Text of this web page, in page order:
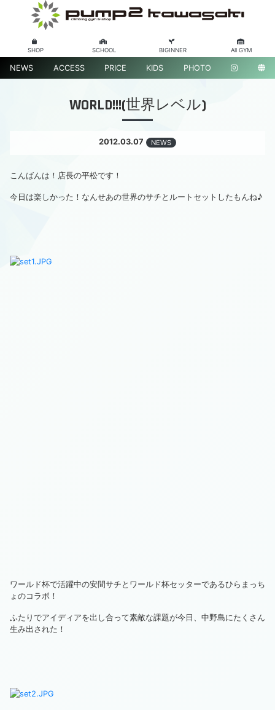
SHOP SCHOOL BIGINNER All GYM
NEWS ACCESS PRICE KIDS PHOTO
WORLD!!!(世界レベル)
2012.03.07 NEWS
こんばんは！店長の平松です！
今日は楽しかった！なんせあの世界のサチとルートセットしたもんね♪
ワールド杯で活躍中の安間サチとワールド杯セッターであるひらまっち
ょのコラボ！
ふたりでアイディアを出し合って素敵な課題が今日、中野島にたくさん
生み出された！